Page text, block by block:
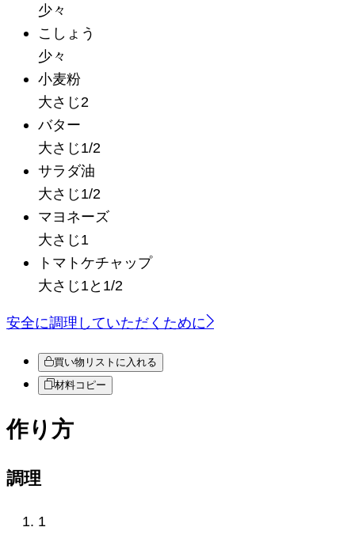
少々
こしょう
少々
小麦粉
大さじ2
バター
大さじ1/2
サラダ油
大さじ1/2
マヨネーズ
大さじ1
トマトケチャップ
大さじ1と1/2
安全に調理していただくために
買い物リストに入れる
材料コピー
作り方
調理
1